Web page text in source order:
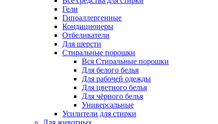
Гели
Гипоаллергенные
Кондиционеры
Отбеливатели
Для шерсти
Стиральные порошки
Вся Стиральные порошки
Для белого белья
Для рабочей одежды
Для цветного белья
Для чёрного белья
Универсальные
Усилители для стирки
Для животных